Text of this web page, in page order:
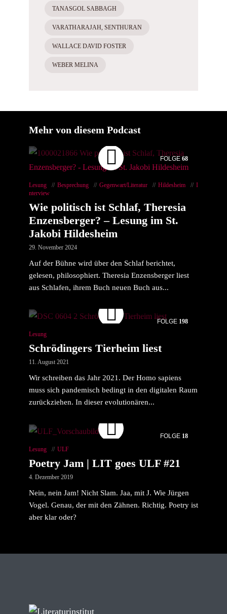
TANASGOL SABBAGH
VARATHARAJAH, SENTHURAN
WALLACE DAVID FOSTER
WEBER MELINA
Mehr von diesem Podcast
FOLGE 68
Lesung Besprechung Gegenwart/Literatur Hildesheim
I
nterview
Wie politisch ist Schlaf, Theresia
Enzensberger? – Lesung im St.
Jakobi Hildesheim
29. November 2024
Auf der Bühne wird über den Schlaf berichtet,
gelesen, philosophiert. Theresia Enzensberger liest
aus Schlafen, ihrem Buch neuen Buch aus...
FOLGE 198
Lesung
Schrödingers Tierheim liest
11. August 2021
Wir schreiben das Jahr 2021. Der Homo sapiens
muss sich pandemisch bedingt in den digitalen Raum
zurückziehen. In dieser evolutionären...
FOLGE 18
Lesung
ULF
Poetry Jam | LIT goes ULF #21
4. Dezember 2019
Nein, nein Jam! Nicht Slam. Jaa, mit J. Wie Jürgen
Vogel. Genau, der mit den Zähnen. Richtig. Poetry ist
aber klar oder?